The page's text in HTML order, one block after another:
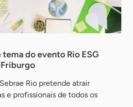
do evento Rio ESG
Friburgo
Rio pretende atrair
e profissionais de todos os